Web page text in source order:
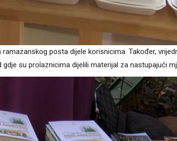
posta dijele korisnicima. Također,
su prolaznicima dijelili materijal za nastupajući